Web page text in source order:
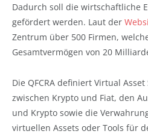
Dadurch soll die wirtschaftliche
gefördert werden. Laut der
Zentrum über 500 Firmen,
Gesamtvermögen von 20
Die QFCRA definiert Virtual
zwischen Krypto und Fiat, den
und Krypto sowie die
virtuellen Assets oder Tools für